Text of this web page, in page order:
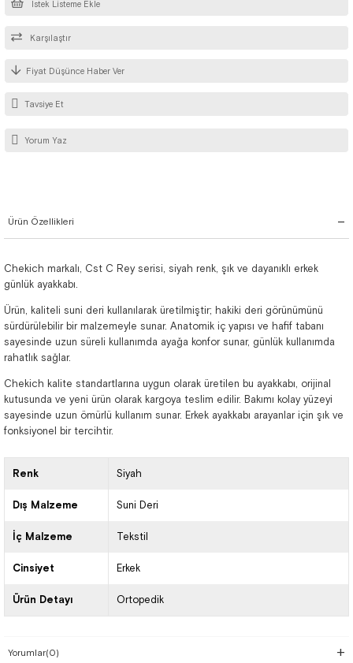
İstek Listeme Ekle
Karşılaştır
Fiyat Düşünce Haber Ver
Tavsiye Et
Yorum Yaz
Ürün Özellikleri
Chekich markalı, Cst C Rey serisi, siyah renk, şık ve dayanıklı erkek
günlük ayakkabı.
Ürün, kaliteli suni deri kullanılarak üretilmiştir; hakiki deri görünümünü
sürdürülebilir bir malzemeyle sunar. Anatomik iç yapısı ve hafif tabanı
sayesinde uzun süreli kullanımda ayağa konfor sunar, günlük kullanımda
rahatlık sağlar.
Chekich kalite standartlarına uygun olarak üretilen bu ayakkabı, orijinal
kutusunda ve yeni ürün olarak kargoya teslim edilir. Bakımı kolay yüzeyi
sayesinde uzun ömürlü kullanım sunar. Erkek ayakkabı arayanlar için şık ve
fonksiyonel bir tercihtir.
Renk Siyah
Dış Malzeme Suni Deri
İç Malzeme Tekstil
Cinsiyet Erkek
Ürün Detayı Ortopedik
Yorumlar(0)